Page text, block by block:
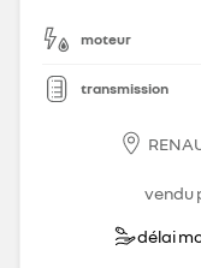
moteur
transmission
vendu
délai